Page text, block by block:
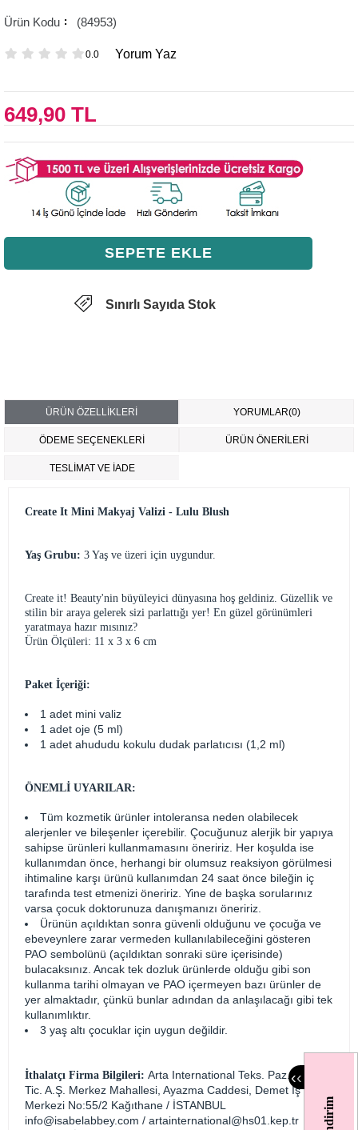
‹‹
(84953)
0.0 Yorum Yaz
649,90 TL
Sınırlı Sayıda Stok
ÜRÜN ÖZELLIKLERI YORUMLAR(0)
ÖDEME SEÇENEKLERI ÜRÜN ÖNERILERI
TESLİMAT VE İADE
Create It Mini Makyaj Valizi - Lulu Blush
Yaş Grubu: 3 Yaş ve üzeri için uygundur.
Create it! Beauty'nin büyüleyici dünyasına hoş geldiniz. Güzellik ve
stilin bir araya gelerek sizi parlattığı yer! En güzel görünümleri
yaratmaya hazır mısınız?
Ürün Ölçüleri: 11 x 3 x 6 cm
Paket İçeriği:
1 adet mini valiz
1 adet oje (5 ml)
1 adet ahududu kokulu dudak parlatıcısı (1,2 ml)
ÖNEMLİ UYARILAR:
Tüm kozmetik ürünler intoleransa neden olabilecek
alerjenler ve bileşenler içerebilir. Çocuğunuz alerjik bir yapıya
sahipse ürünleri kullanmamasını öneririz. Her koşulda ise
kullanımdan önce, herhangi bir olumsuz reaksiyon görülmesi
ihtimaline karşı ürünü kullanımdan 24 saat önce bileğin iç
tarafında test etmenizi öneririz. Yine de başka sorularınız
varsa çocuk doktorunuza danışmanızı öneririz.
Ürünün açıldıktan sonra güvenli olduğunu ve çocuğa ve
ebeveynlere zarar vermeden kullanılabileceğini gösteren
PAO sembolünü (açıldıktan sonraki süre içerisinde)
bulacaksınız. Ancak tek dozluk ürünlerde olduğu gibi son
kullanma tarihi olmayan ve PAO içermeyen bazı ürünler de
yer almaktadır, çünkü bunlar adından da anlaşılacağı gibi tek
kullanımlıktır.
3 yaş altı çocuklar için uygun değildir.
İthalatçı Firma Bilgileri: Arta International Teks. Paz. San. Ve
Tic. A.Ş. Merkez Mahallesi, Ayazma Caddesi, Demet İş
Merkezi No:55/2 Kağıthane / İSTANBUL
info@isabelabbey.com / artainternational@hs01.kep.tr